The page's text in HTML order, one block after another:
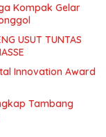
Kompak Gelar
USUT TUNTAS
Innovation Award
Tambang